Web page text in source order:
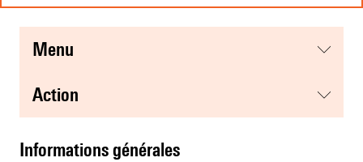
menu
action
informations générales